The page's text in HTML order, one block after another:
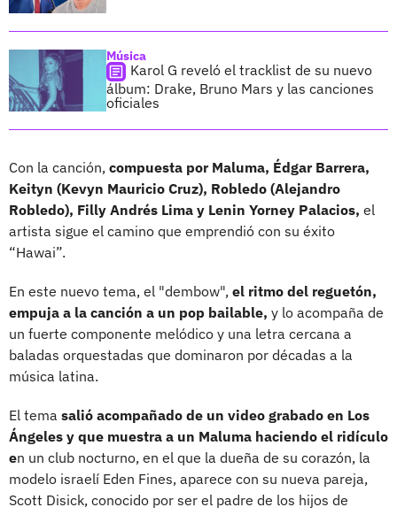
Música
Karol G reveló el tracklist de su nuevo
álbum: Drake, Bruno Mars y las canciones
oficiales
Con la canción, compuesta por Maluma, Édgar Barrera,
Keityn (Kevyn Mauricio Cruz), Robledo (Alejandro
Robledo), Filly Andrés Lima y Lenin Yorney Palacios, el
artista sigue el camino que emprendió con su éxito
“Hawai”.
En este nuevo tema, el "dembow", el ritmo del reguetón,
empuja a la canción a un pop bailable, y lo acompaña de
un fuerte componente melódico y una letra cercana a
baladas orquestadas que dominaron por décadas a la
música latina.
El tema salió acompañado de un video grabado en Los
Ángeles y que muestra a un Maluma haciendo el ridículo
en un club nocturno, en el que la dueña de su corazón, la
modelo israelí Eden Fines, aparece con su nueva pareja,
Scott Disick, conocido por ser el padre de los hijos de